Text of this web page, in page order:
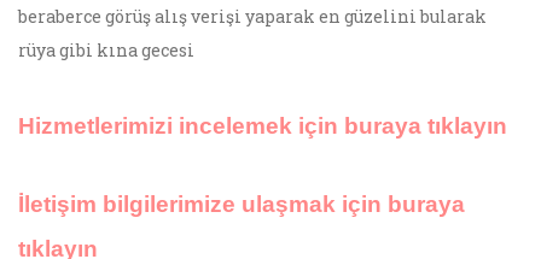
beraberce görüş alış verişi yaparak en güzelini bularak
rüya gibi kına gecesi
Hizmetlerimizi incelemek için buraya tıklayın
İletişim bilgilerimize ulaşmak için buraya
tıklayın